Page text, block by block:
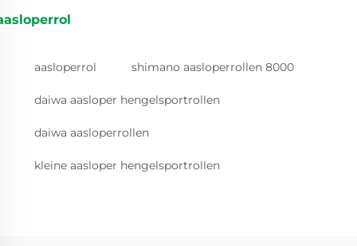
aasloperrol shimano aasloperrollen 8000
daiwa aasloper hengelsportrollen
daiwa aasloperrollen
kleine aasloper hengelsportrollen